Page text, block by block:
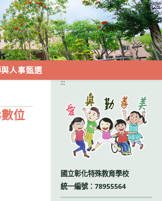
人事甄選
位
:::
國立彰化特殊教育學校
統一編號：78955564